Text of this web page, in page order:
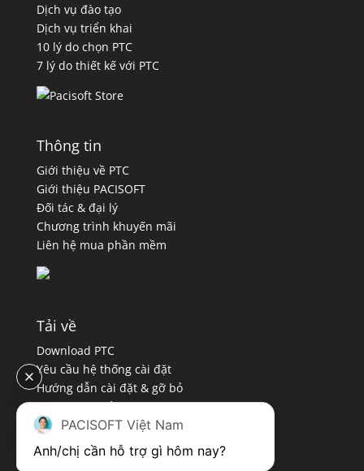
Dịch vụ đào tạo
Dịch vụ triển khai
10 lý do chọn PTC
7 lý do thiết kế với PTC
Thông tin
Giới thiệu về PTC
Giới thiệu PACISOFT
Đối tác & đại lý
Chương trình khuyến mãi
Liên hệ mua phần mềm
Tải về
Download PTC
Yêu cầu hệ thống cài đặt
Hướng dẫn cài đặt & gỡ bỏ
Chính sách bảo mật
Quy định sử dụng
PACISOFT Việt Nam
Anh/chị cần hỗ trợ gì hôm nay?